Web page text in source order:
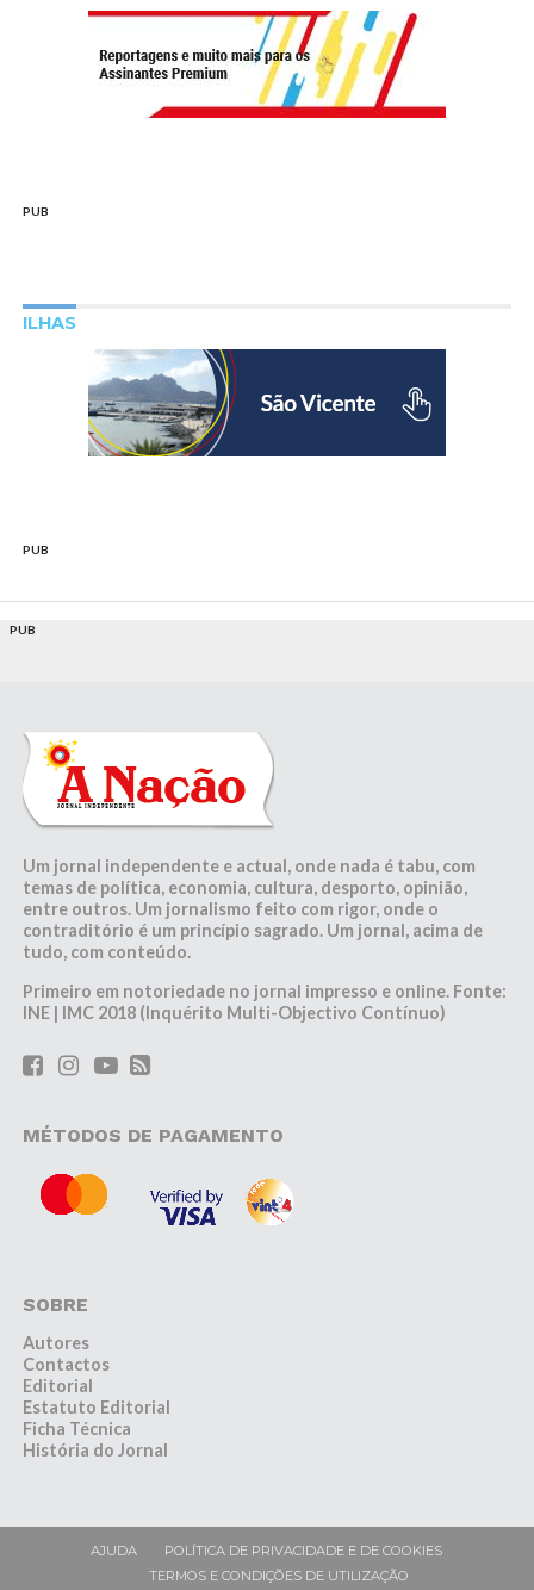
PUB
ILHAS
PUB
PUB
Um jornal independente e actual, onde nada é tabu, com
temas de política, economia, cultura, desporto, opinião,
entre outros. Um jornalismo feito com rigor, onde o
contraditório é um princípio sagrado. Um jornal, acima de
tudo, com conteúdo.
Primeiro em notoriedade no jornal impresso e online. Fonte:
INE | IMC 2018 (Inquérito Multi-Objectivo Contínuo)
MÉTODOS DE PAGAMENTO
SOBRE
Autores
Contactos
Editorial
Estatuto Editorial
Ficha Técnica
História do Jornal
AJUDA
POLÍTICA DE PRIVACIDADE E DE COOKIES
TERMOS E CONDIÇÕES DE UTILIZAÇÃO